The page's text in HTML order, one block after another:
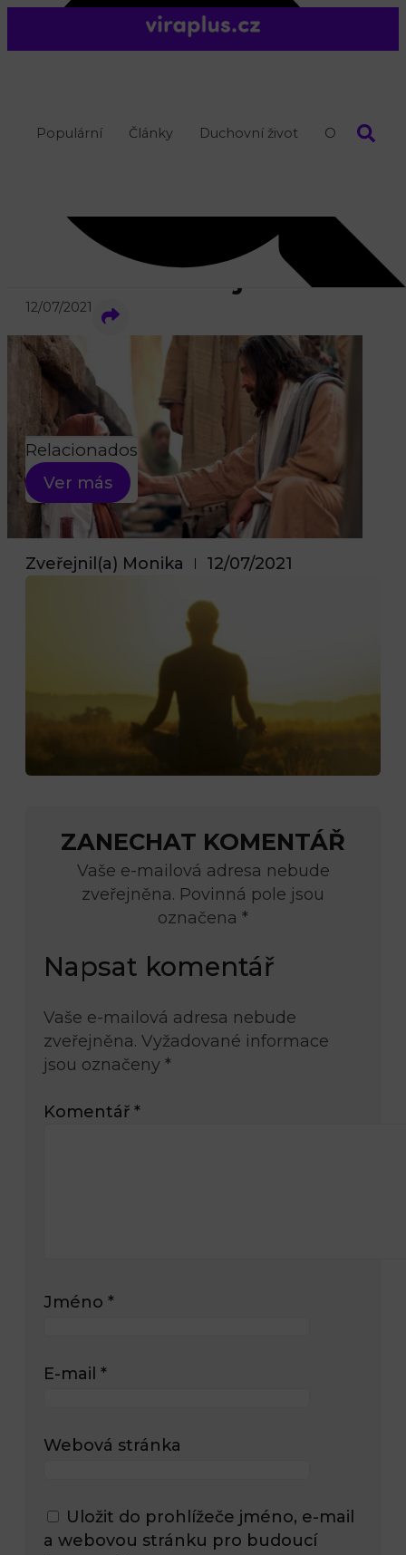
Populární Články Duchovní život O nás
Search
Relacionados
Ver más
muž medituje
12/07/2021
Zveřejnil(a) Monika 12/07/2021
ZANECHAT KOMENTÁŘ
Vaše e-mailová adresa nebude
zveřejněna. Povinná pole jsou
označena *
Napsat komentář
Vaše e-mailová adresa nebude
zveřejněna. Vyžadované informace
jsou označeny *
Komentář *
Jméno *
E-mail *
Webová stránka
Uložit do prohlížeče jméno, e-mail
a webovou stránku pro budoucí